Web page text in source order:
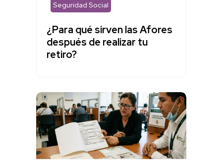
Seguridad Social
¿Para qué sirven las Afores
después de realizar tu
retiro?